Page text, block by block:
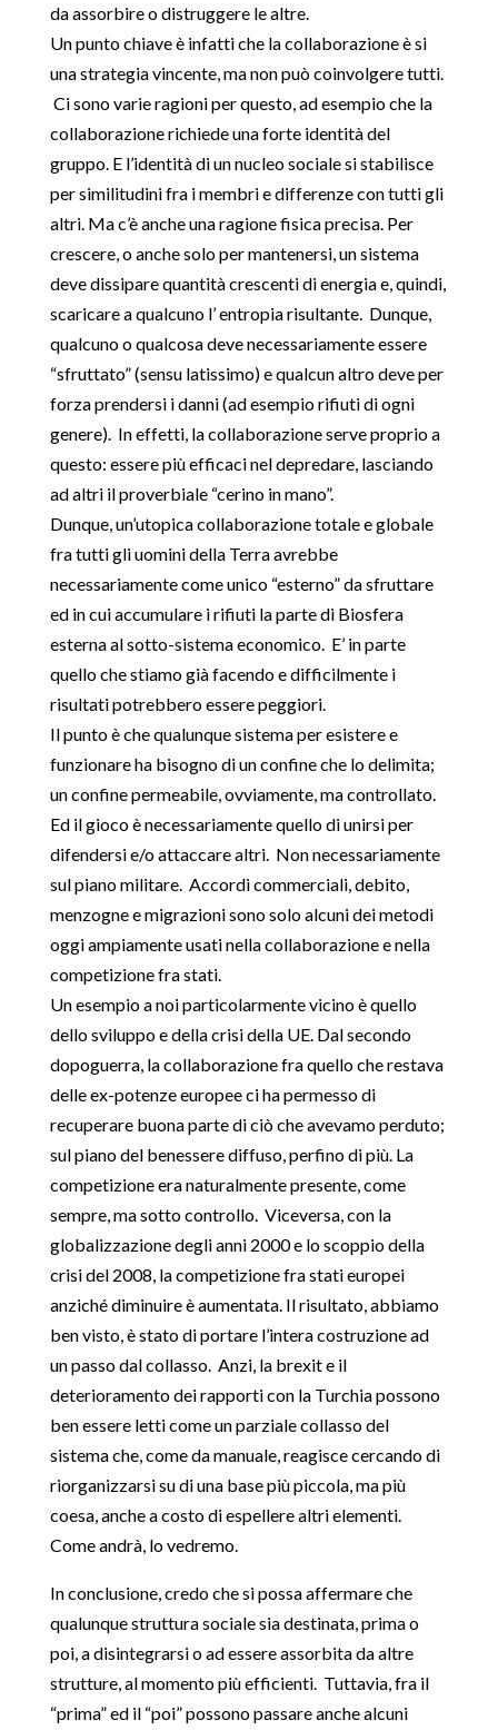
da assorbire o distruggere le altre.
Un punto chiave è infatti che la collaborazione è si
una strategia vincente, ma non può coinvolgere tutti.
Ci sono varie ragioni per questo, ad esempio che la
collaborazione richiede una forte identità del
gruppo. E l’identità di un nucleo sociale si stabilisce
per similitudini fra i membri e differenze con tutti gli
altri. Ma c’è anche una ragione fisica precisa. Per
crescere, o anche solo per mantenersi, un sistema
deve dissipare quantità crescenti di energia e, quindi,
scaricare a qualcuno l’ entropia risultante. Dunque,
qualcuno o qualcosa deve necessariamente essere
“sfruttato” (sensu latissimo) e qualcun altro deve per
forza prendersi i danni (ad esempio rifiuti di ogni
genere). In effetti, la collaborazione serve proprio a
questo: essere più efficaci nel depredare, lasciando
ad altri il proverbiale “cerino in mano”.
Dunque, un’utopica collaborazione totale e globale
fra tutti gli uomini della Terra avrebbe
necessariamente come unico “esterno” da sfruttare
ed in cui accumulare i rifiuti la parte di Biosfera
esterna al sotto-sistema economico. E’ in parte
quello che stiamo già facendo e difficilmente i
risultati potrebbero essere peggiori.
Il punto è che qualunque sistema per esistere e
funzionare ha bisogno di un confine che lo delimita;
un confine permeabile, ovviamente, ma controllato.
Ed il gioco è necessariamente quello di unirsi per
difendersi e/o attaccare altri. Non necessariamente
sul piano militare. Accordi commerciali, debito,
menzogne e migrazioni sono solo alcuni dei metodi
oggi ampiamente usati nella collaborazione e nella
competizione fra stati.
Un esempio a noi particolarmente vicino è quello
dello sviluppo e della crisi della UE. Dal secondo
dopoguerra, la collaborazione fra quello che restava
delle ex-potenze europee ci ha permesso di
recuperare buona parte di ciò che avevamo perduto;
sul piano del benessere diffuso, perfino di più. La
competizione era naturalmente presente, come
sempre, ma sotto controllo. Viceversa, con la
globalizzazione degli anni 2000 e lo scoppio della
crisi del 2008, la competizione fra stati europei
anziché diminuire è aumentata. Il risultato, abbiamo
ben visto, è stato di portare l’intera costruzione ad
un passo dal collasso. Anzi, la brexit e il
deterioramento dei rapporti con la Turchia possono
ben essere letti come un parziale collasso del
sistema che, come da manuale, reagisce cercando di
riorganizzarsi su di una base più piccola, ma più
coesa, anche a costo di espellere altri elementi.
Come andrà, lo vedremo.
In conclusione, credo che si possa affermare che
qualunque struttura sociale sia destinata, prima o
poi, a disintegrarsi o ad essere assorbita da altre
strutture, al momento più efficienti. Tuttavia, fra il
“prima” ed il “poi” possono passare anche alcuni